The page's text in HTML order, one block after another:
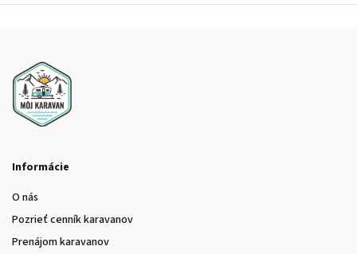
Informácie
O nás
Pozrieť cenník karavanov
Prenájom karavanov